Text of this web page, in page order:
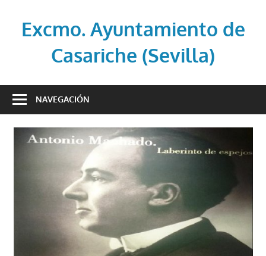
contenidoExcmo. Ayuntamiento de
Casariche (Sevilla)
oficial
Ayuntamiento
NAVEGACIÓN